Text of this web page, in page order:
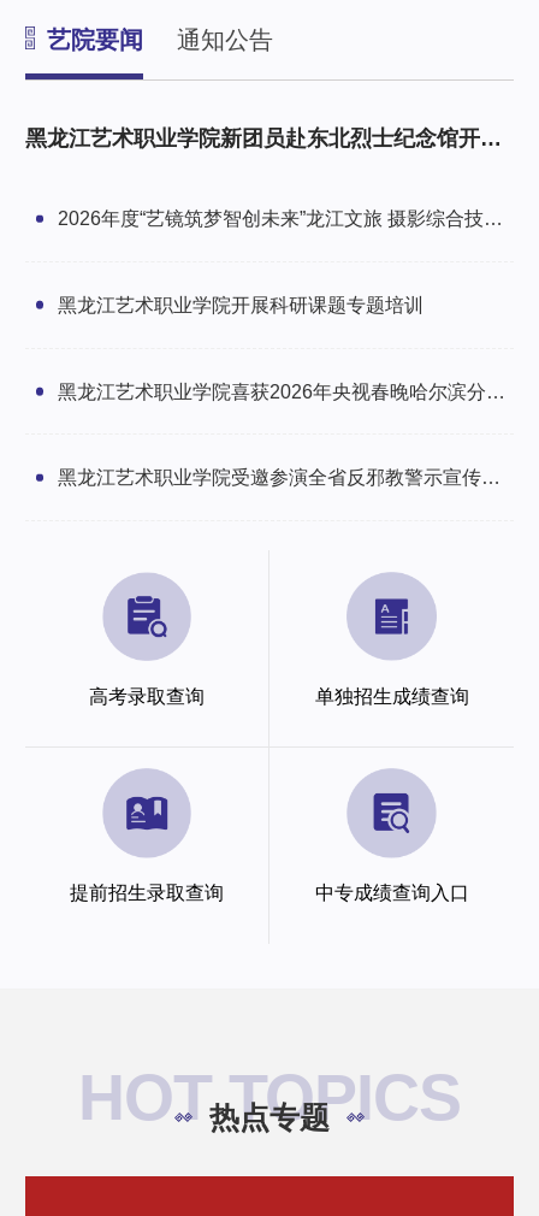
艺院要闻 通知公告
黑龙江艺术职业学院新团员赴东北烈士纪念馆开展
2026年度“艺镜筑梦智创未来”龙江文旅 摄影综合技能
培训班圆满举办
黑龙江艺术职业学院开展科研课题专题培训
黑龙江艺术职业学院喜获2026年央视春晚哈尔滨分会
场感谢信
黑龙江艺术职业学院受邀参演全省反邪教警示宣传文
高考录取查询 单独招生成绩查询
提前招生录取查询 中专成绩查询入口
HOT TOPICS
热点专题